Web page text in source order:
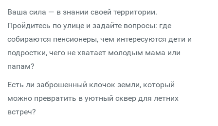
Ваша сила — в знании своей территории.
Пройдитесь по улице и задайте вопросы: где
собираются пенсионеры, чем интересуются дети и
подростки, чего не хватает молодым мама или
папам?
Есть ли заброшенный клочок земли, который
можно превратить в уютный сквер для летних
встреч?